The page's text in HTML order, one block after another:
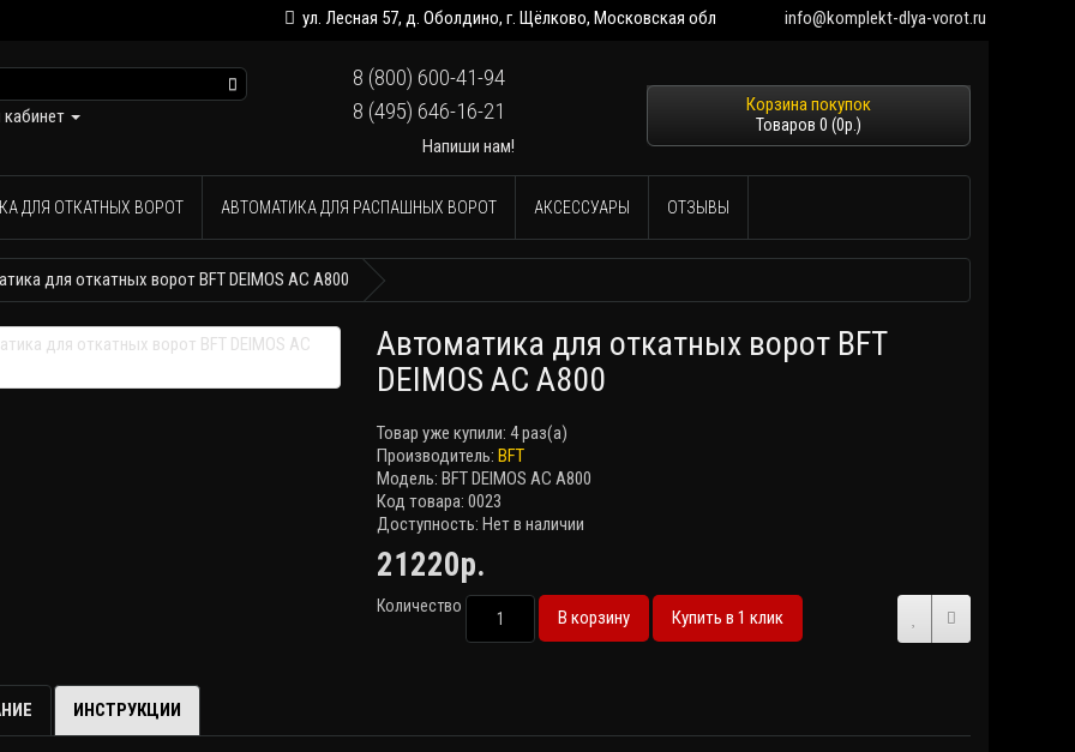
ул. Лесная 57, д. Оболдино, г. Щёлково, Московская обл info@komplekt-dlya-vorot.ru
8 (800) 600-41-94
8 (495) 646-16-21
Напиши нам!
Товаров 0 (0р.)
ДЛЯ ОТКАТНЫХ ВОРОТ АВТОМАТИКА ДЛЯ РАСПАШНЫХ ВОРОТ АКСЕССУАРЫ ОТЗЫВЫ
для откатных ворот BFT DEIMOS AC A800
Автоматика для откатных ворот BFT
DEIMOS AC A800
Товар уже купили: 4 раз(а)
Производитель: BFT
Модель: BFT DEIMOS AC A800
Код товара: 0023
Доступность: Нет в наличии
21220р.
Количество
В корзину Купить в 1 клик
ИНСТРУКЦИИ